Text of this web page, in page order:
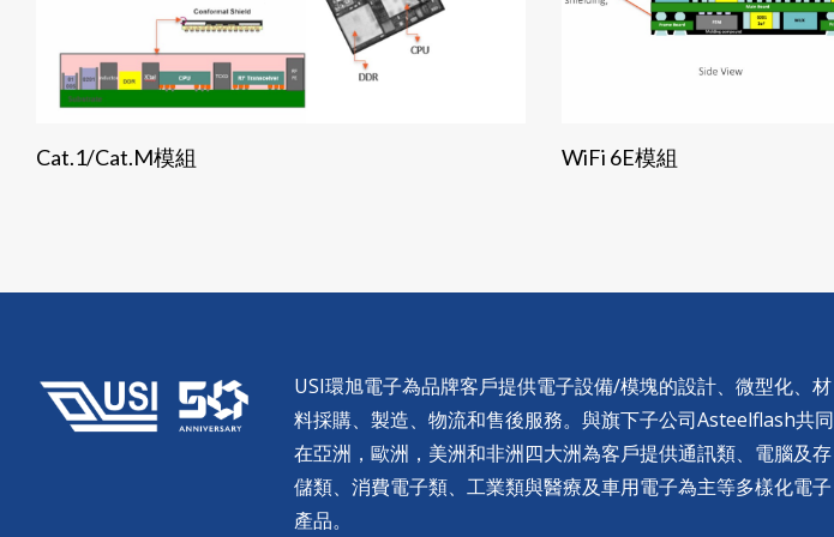
Cat.1/Cat.M模組 WiFi 6E模組
USI環旭電子為品牌客戶提供電子設備/模塊的設計、微型化、材
料採購、製造、物流和售後服務。與旗下子公司Asteelflash共同
在亞洲，歐洲，美洲和非洲四大洲為客戶提供通訊類、電腦及存
儲類、消費電子類、工業類與醫療及車用電子為主等多樣化電子
產品。